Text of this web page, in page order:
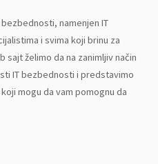
namenjen IT
i svima koji brinu za
sajt želimo da na zanimljiv način
IT bezbednosti i predstavimo
mogu da vam pomognu da